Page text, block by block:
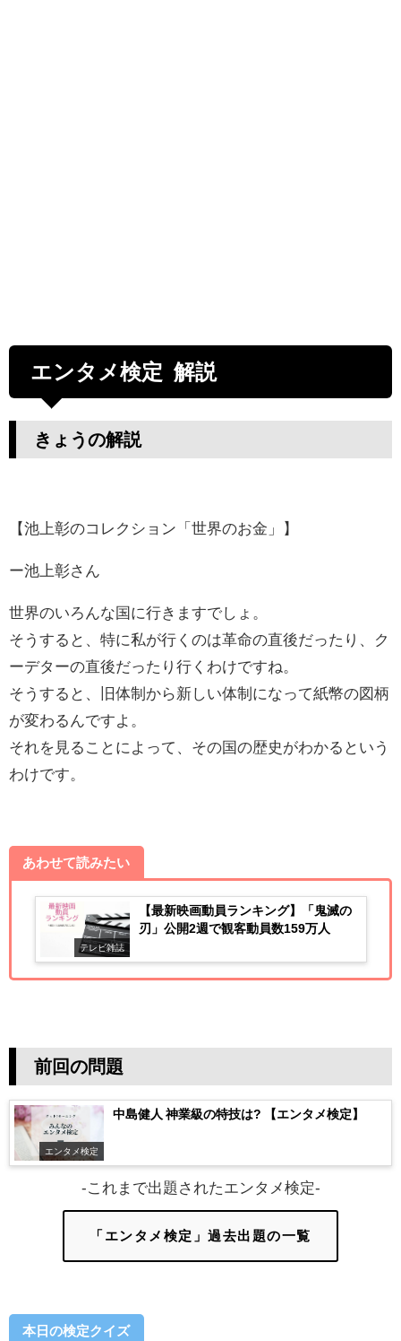
エンタメ検定 解説
きょうの解説
【池上彰のコレクション「世界のお金」】
ー池上彰さん
世界のいろんな国に行きますでしょ。
そうすると、特に私が行くのは革命の直後だったり、ク
ーデターの直後だったり行くわけですね。
そうすると、旧体制から新しい体制になって紙幣の図柄
が変わるんですよ。
それを見ることによって、その国の歴史がわかるという
わけです。
あわせて読みたい
テレビ雑誌
【最新映画動員ランキング】「鬼滅の
刃」公開2週で観客動員数159万人
前回の問題
エンタメ検定
中島健人 神業級の特技は? 【エンタメ検定】
-これまで出題されたエンタメ検定-
「エンタメ検定」過去出題の一覧
本日の検定クイズ